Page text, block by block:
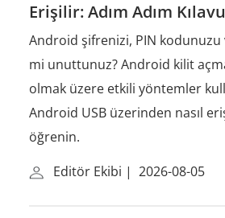
Erişilir: Adım Adım
Android şifrenizi, PIN kodunuzu
mi unuttunuz? Android kilit
olmak üzere etkili yöntemler
Android USB üzerinden nasıl
öğrenin.
Editör Ekibi | 2026-08-05